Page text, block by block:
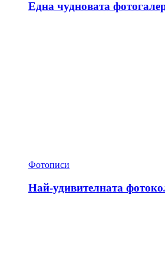
Една чудновата
Фотописи
Най-удивителната